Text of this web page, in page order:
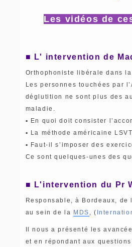
Les vidéos de
■ L' intervention de
Orthophoniste libérale dans
Les personnes touchées par
déglutition ne sont plus des
maladie.
▪ En quoi doit consister
▪ La méthode américaine
▪ Faut-il s’imposer des
Ce sont quelques-unes des
■ L'intervention du Pr
Responsable, à Bordeaux, de
au sein de la MDS , (
Il nous a présenté les
et en répondant aux